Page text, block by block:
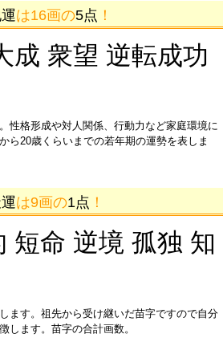
は16画の5点 ！
成 衆望 逆転成功
性格形成や対人関係、行動力など家庭環境に
ら20歳くらいまでの若年期の運勢を表しま
は9画の1点 ！
短命 逆境 孤独 知
ます。祖先から受け継いだ苗字ですので自分
します。苗字の合計画数。